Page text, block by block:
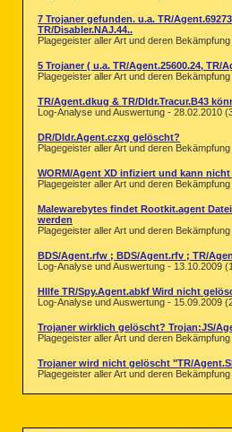
7 Trojaner gefunden. u.a. TR/
TR/Disabler.NAJ.44..
Plagegeister aller Art und deren
5 Trojaner ( u.a. TR/Agent.25600.24, TR/
Plagegeister aller Art und deren
TR/Agent.dkug & TR/Dldr.Tracur.B43
Log-Analyse und Auswertung - 28.02.2010
DR/Dldr.Agent.czxg gelöscht?
Plagegeister aller Art und deren
WORM/Agent XD infiziert und kann
Plagegeister aller Art und deren
Malewarebytes findet Rootkit.agent
werden
Plagegeister aller Art und deren
BDS/Agent.rfw ; BDS/Agent.rfv ; TR/
Log-Analyse und Auswertung - 13.10.2009
HIlfe TR/Spy.Agent.abkf Wird nicht
Log-Analyse und Auswertung - 15.09.2009
Trojaner wirklich gelöscht? Trojan:JS/
Plagegeister aller Art und deren
Trojaner wird nicht gelöscht "TR/
Plagegeister aller Art und deren